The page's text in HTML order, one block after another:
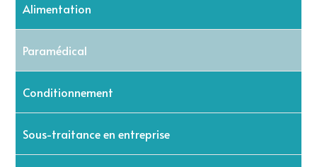
Alimentation
Paramédical
Conditionnement
Sous-traitance en entreprise